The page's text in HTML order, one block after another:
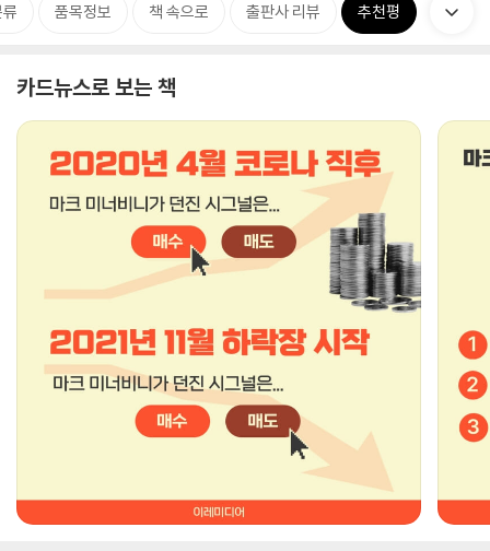
품목정보 책 속으로 출판사 리뷰 추천평
카드뉴스로 보는 책